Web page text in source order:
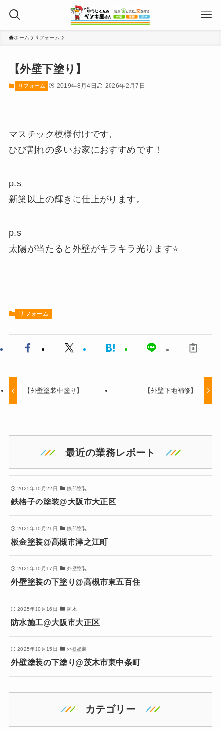
ホーム リフォーム
【外壁下塗り】
リフォーム 2019年8月4日 2026年2月7日
マスチック模様付けです。
ひび割れの多いお家におすすめです！
p.s
新築以上の輝きに仕上がります。
p.s
太陽が当たると外壁がキラキラ光ります⭐
リフォーム
【外壁塗装中塗り】 【外壁下地補修】
最近の業務レポート
2025年10月22日 鉄部塗装
鉄格子の塗装@大阪市大正区
2025年10月21日 鉄部塗装
板金塗装@高槻市津之江町
2025年10月17日 外壁塗装
外壁塗装の下塗り@高槻市東五百住
2025年10月16日 防水
防水施工@大阪市大正区
2025年10月15日 外壁塗装
外壁塗装の下塗り@茨木市東中条町
カテゴリー